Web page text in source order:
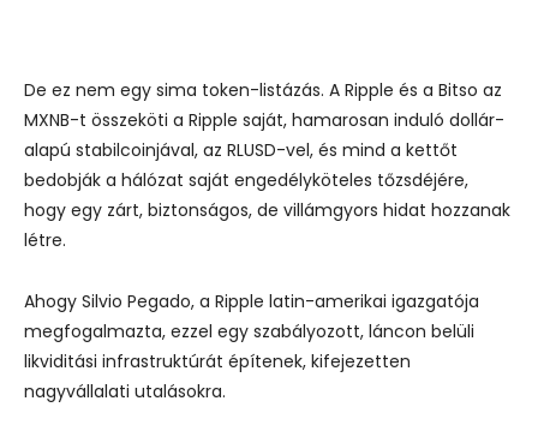
De ez nem egy sima token-listázás. A Ripple és a Bitso az
MXNB-t összeköti a Ripple saját, hamarosan induló dollár-
alapú stabilcoinjával, az RLUSD-vel, és mind a kettőt
bedobják a hálózat saját engedélyköteles tőzsdéjére,
hogy egy zárt, biztonságos, de villámgyors hidat hozzanak
létre.
Ahogy Silvio Pegado, a Ripple latin-amerikai igazgatója
megfogalmazta, ezzel egy szabályozott, láncon belüli
likviditási infrastruktúrát építenek, kifejezetten
nagyvállalati utalásokra.